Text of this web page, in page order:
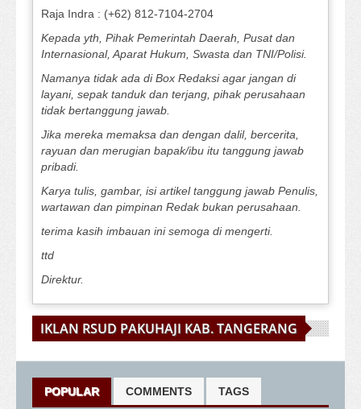
Raja Indra : (+62) 812-7104-2704
Kepada yth, Pihak Pemerintah Daerah, Pusat dan
Internasional, Aparat Hukum, Swasta dan TNI/Polisi.
Namanya tidak ada di Box Redaksi agar jangan di
layani, sepak tanduk dan terjang, pihak perusahaan
tidak bertanggung jawab.
Jika mereka memaksa dan dengan dalil, bercerita,
rayuan dan merugian bapak/ibu itu tanggung jawab
pribadi.
Karya tulis, gambar, isi artikel tanggung jawab Penulis,
wartawan dan pimpinan Redak bukan perusahaan.
terima kasih imbauan ini semoga di mengerti.
ttd
Direktur.
IKLAN RSUD PAKUHAJI KAB. TANGERANG
POPULAR COMMENTS TAGS